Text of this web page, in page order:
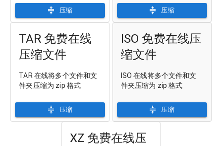
压缩 压缩
TAR 免费在线
压缩文件
TAR 在线将多个文件和文
件夹压缩为 zip 格式
压缩
ISO 免费在线压
缩文件
ISO 在线将多个文件和文
件夹压缩为 zip 格式
压缩
XZ 免费在线压